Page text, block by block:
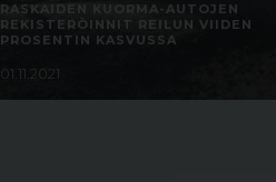
RASKAIDEN KUORMA-AUTOJEN
REKISTERÖINNIT REILUN VIIDEN
PROSENTIN KASVUSSA
01.11.2021